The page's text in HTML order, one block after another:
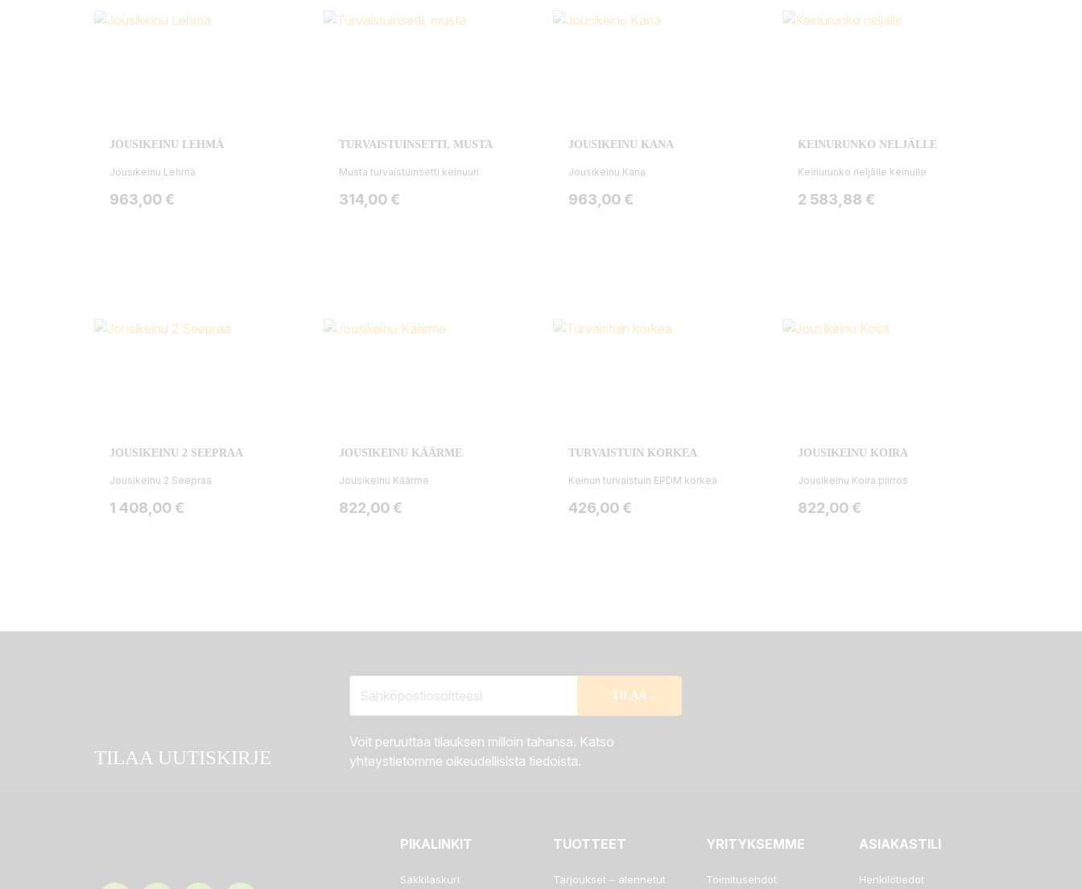
JOUSIKEINU LEHMÄ
Jousikeinu Lehmä
Hinta
963,00 €
TURVAISTUINSETTI, MUSTA
Musta turvaistuinsetti keinuun
Hinta
314,00 €
JOUSIKEINU KANA
Jousikeinu Kana
Hinta
963,00 €
KEINURUNKO NELJÄLLE
Keinurunko neljälle keinulle
Hinta
2 583,88 €
JOUSIKEINU 2 SEEPRAA
Jousikeinu 2 Seepraa
Hinta
1 408,00 €
JOUSIKEINU KÄÄRME
Jousikeinu Käärme
Hinta
822,00 €
TURVAISTUIN KORKEA
Keinun turvaistuin EPDM korkea
Hinta
426,00 €
JOUSIKEINU KOIRA
Jousikeinu Koira piirros
Hinta
822,00 €
TILAA UUTISKIRJE
Voit peruuttaa tilauksen milloin tahansa. Katso
yhteystietomme oikeudellisista tiedoista.
PIKALINKIT
Säkkilaskuri
TUOTTEET
Tarjoukset – alennetut
YRITYKSEMME
Toimitusehdot
ASIAKASTILI
Henkilötiedot